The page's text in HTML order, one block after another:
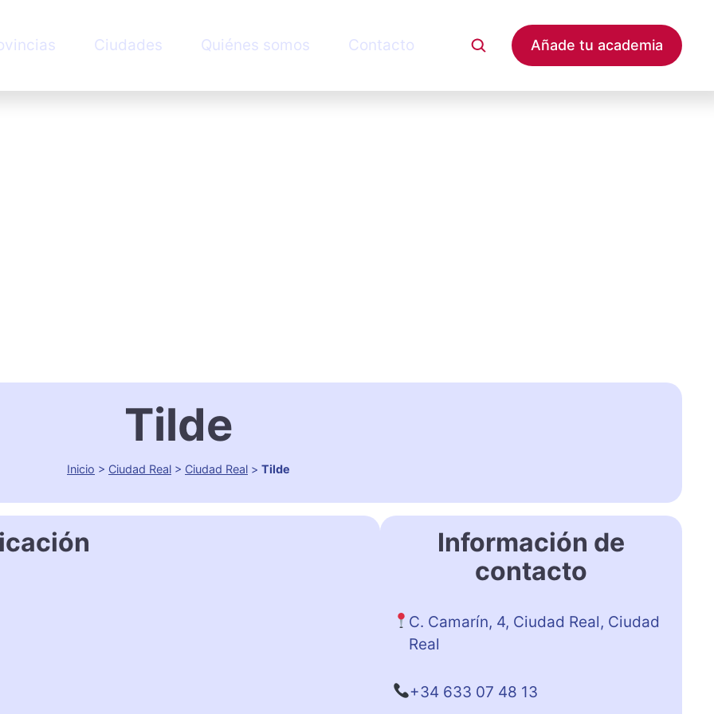
Ciudades Quiénes somos Contacto Añade tu academia
Tilde
Inicio > Ciudad Real > Ciudad Real > Tilde
Información de
contacto
C. Camarín, 4, Ciudad Real, Ciudad
Real
+34 633 07 48 13